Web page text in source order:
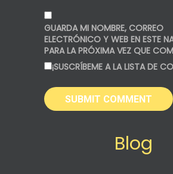
GUARDA MI NOMBRE, CORREO
ELECTRÓNICO Y WEB EN ESTE
PARA LA PRÓXIMA VEZ QUE
¡SUSCRÍBEME A LA LISTA DE
Blog